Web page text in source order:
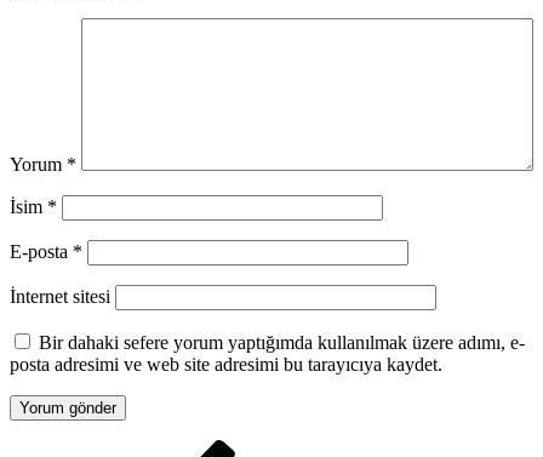
Yorum *
İsim *
E-posta *
İnternet sitesi
Bir dahaki sefere yorum yaptığımda kullanılmak üzere adımı, e-
posta adresimi ve web site adresimi bu tarayıcıya kaydet.